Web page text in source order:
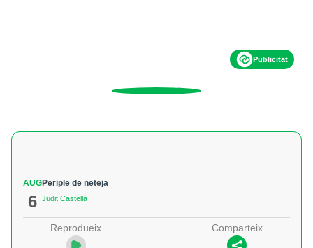
Publicitat
AUG
6
Periple de neteja
Judit Castellà
Reprodueix Comparteix